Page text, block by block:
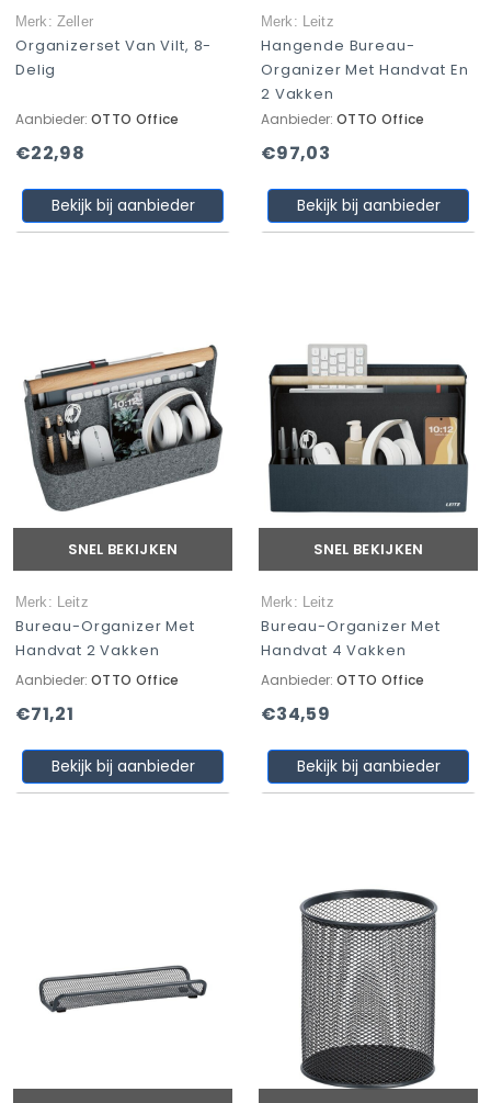
Merk: Zeller
Organizerset Van Vilt, 8-
Delig
Aanbieder: OTTO Office
€22,98
Bekijk bij aanbieder
Merk: Leitz
Hangende Bureau-
Organizer Met Handvat En
2 Vakken
Aanbieder: OTTO Office
€97,03
Bekijk bij aanbieder
SNEL BEKIJKEN
Merk: Leitz
Bureau-Organizer Met
Handvat 2 Vakken
Aanbieder: OTTO Office
€71,21
Bekijk bij aanbieder
SNEL BEKIJKEN
Merk: Leitz
Bureau-Organizer Met
Handvat 4 Vakken
Aanbieder: OTTO Office
€34,59
Bekijk bij aanbieder